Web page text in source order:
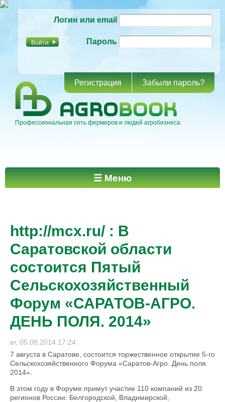
основному
Логин или email
Пароль
Регистрация Забыли пароль?
Профессиональная сеть фермеров и людей агробизнеса
Главное меню ☰ Меню
http://mcx.ru/ : В
Саратовской области
состоится Пятый
Сельскохозяйственный
Форум «САРАТОВ-АГРО.
ДЕНЬ ПОЛЯ. 2014»
вт, 05.08.2014 17:24
7 августа в Саратове, состоится торжественное открытие 5-го
Сельскохозяйственного Форума «Саратов-Агро. День поля.
2014».
В этом году в Форуме примут участие 110 компаний из 20
регионов России: Белгородской, Владимирской,